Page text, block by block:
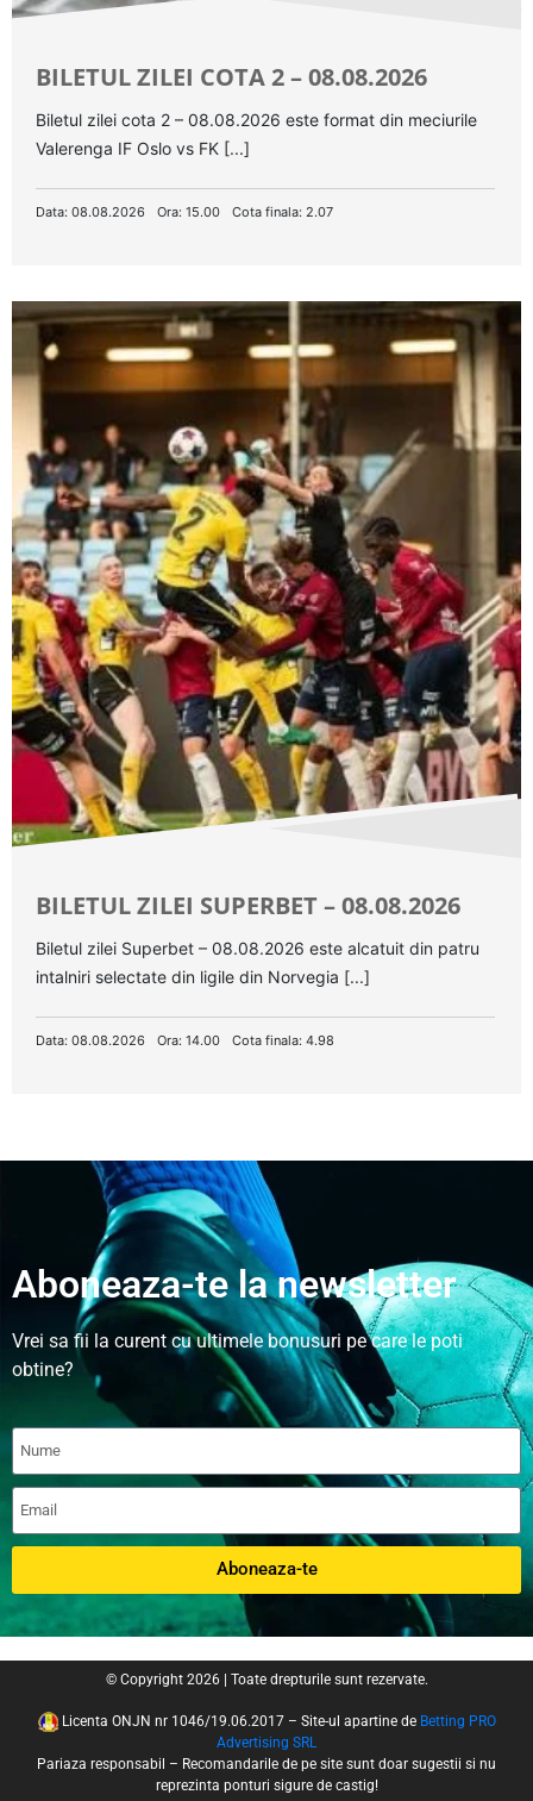
BILETUL ZILEI COTA 2 – 08.08.2026
Biletul zilei cota 2 – 08.08.2026 este format din meciurile
Valerenga IF Oslo vs FK [...]
Data: 08.08.2026 Ora: 15.00 Cota finala: 2.07
BILETUL ZILEI SUPERBET – 08.08.2026
Biletul zilei Superbet – 08.08.2026 este alcatuit din patru
intalniri selectate din ligile din Norvegia [...]
Data: 08.08.2026 Ora: 14.00 Cota finala: 4.98
Aboneaza-te la newsletter
Vrei sa fii la curent cu ultimele bonusuri pe care le poti
obtine?
Aboneaza-te
© Copyright 2026 | Toate drepturile sunt rezervate.
Licenta ONJN nr 1046/19.06.2017 – Site-ul apartine de Betting PRO
Advertising SRL
Pariaza responsabil – Recomandarile de pe site sunt doar sugestii si nu
reprezinta ponturi sigure de castig!